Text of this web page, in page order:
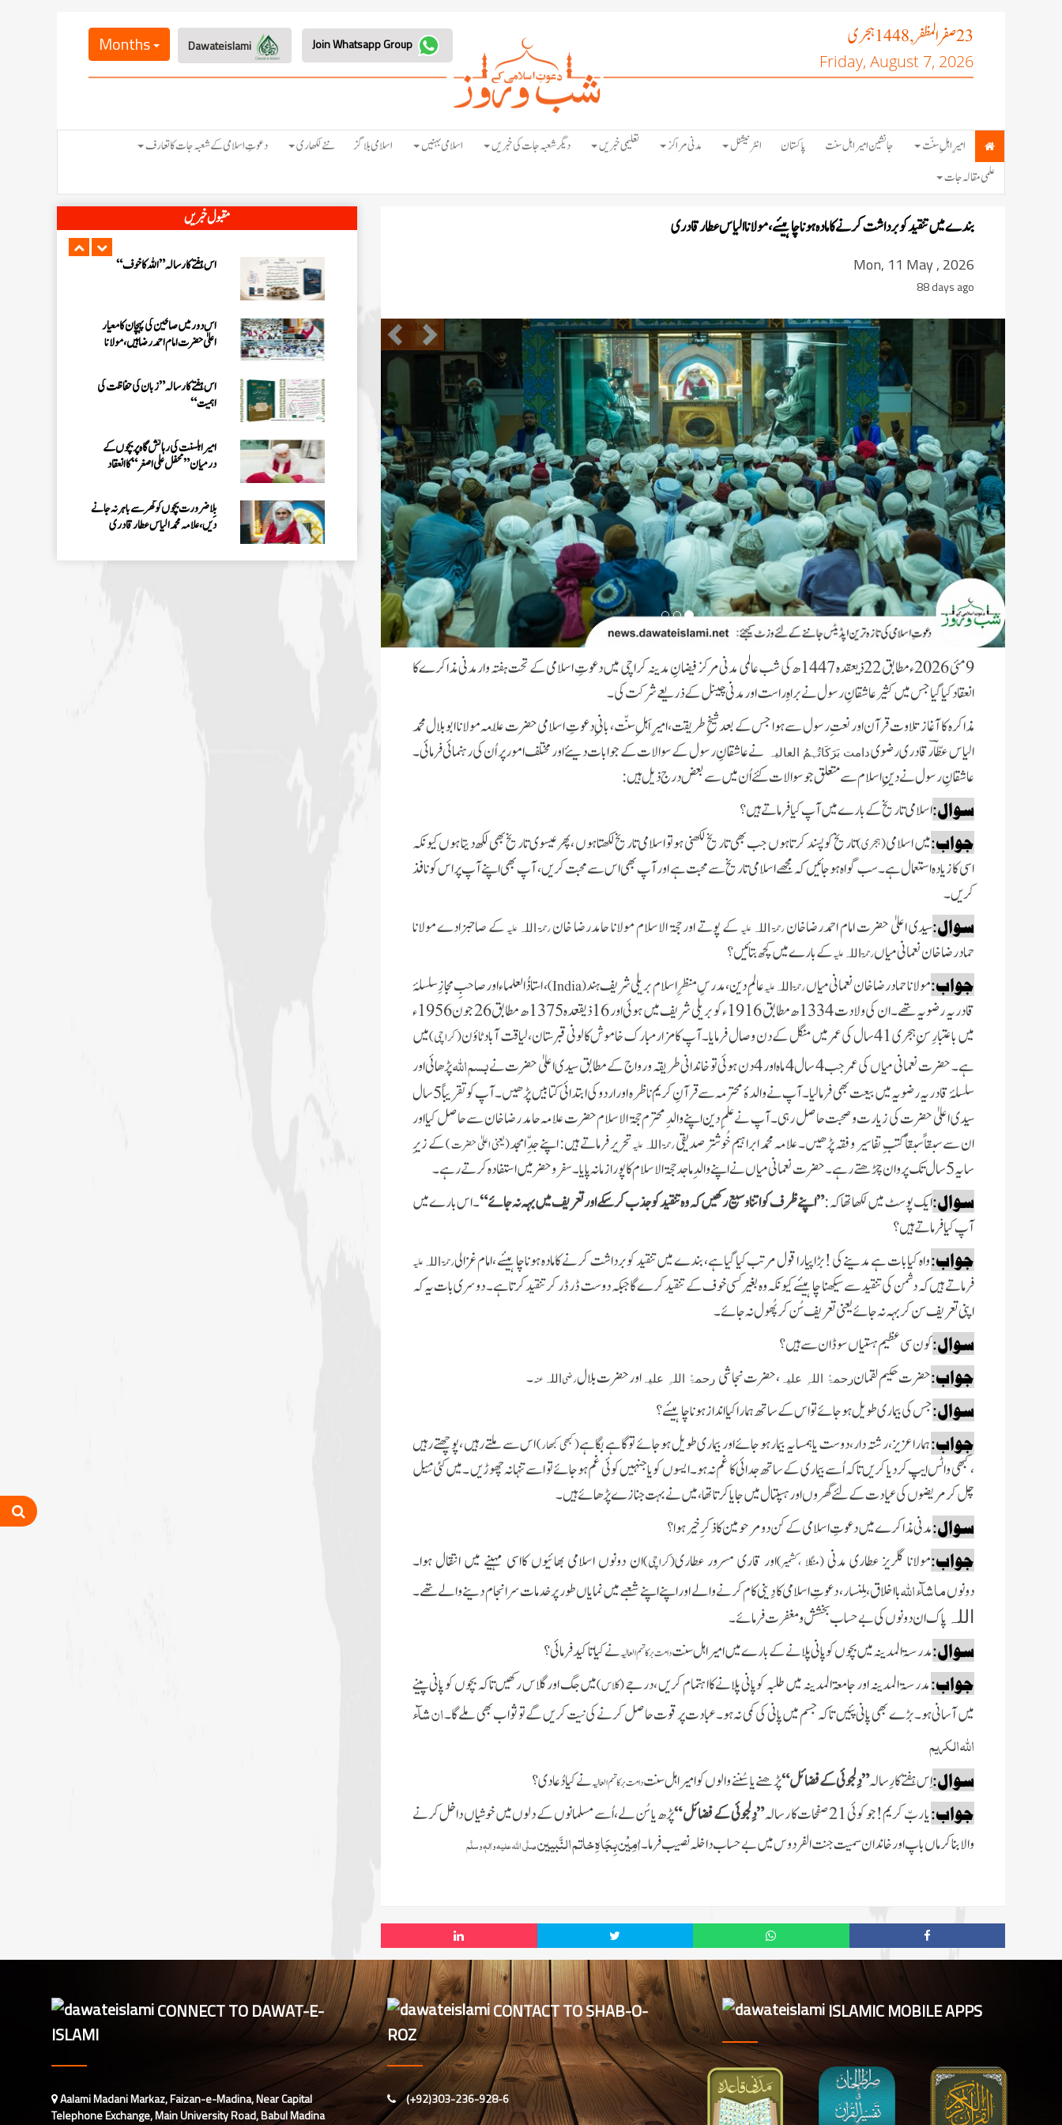
23صفر المظفر, 1448 ہجری
Friday, August 7, 2026
Months
امیرِ اہلِ سنّت جانشین امیر اہل سنت پاکستان انٹرنیشنل مدنی مراکز تعلیمی خبریں دیگر شعبہ جات کی خبریں اسلامی بہنیں اسلامی بلاگز نئے لکھاری
دعوتِ اسلامی کے شعبہ جات کا تعارف
علمی مقالہ جات
بندے میں تنقید کو برداشت کرنے کا مادہ ہونا چاہیئے، مولانا الیاس عطار قادری
Mon, 11 May , 2026
88 days ago
Previous Next
9 مئی 2026ء مطابق 22 ذیعقدہ 1447ھ کی شب عالمی مدنی مرکز فیضانِ مدینہ کراچی میں دعوتِ اسلامی کے تحت ہفتہ وار مدنی مذاکرے کا
انعقاد کیا گیا جس میں کثیر عاشقانِ رسول نے براہِ راست اور مدنی چینل کے ذریعے شرکت کی۔
مذاکرہ کا آغاز تلاوت قرآن اور نعتِ رسول سے ہوا جس کے بعد شیخِ طریقت، امیرِ اَہلِ سنّت، بانیِ دعوتِ اسلامی حضرت علّامہ مولانا ابوبلال محمد
الیاس عطّاؔر قادری رضویدامت بَرَکَاتُہمُ العالیہ نے عاشقانِ رسول کے سوالات کے جوابات دیئے اور مختلف امور پر اُن کی رہنمائی فرمائی۔
عاشقانِ رسول نے دینِ اسلام سے متعلقجوسوالات کئے اُن میں سے بعض درج ذیل ہیں :
سوال:اسلامی تاریخ کے بارے میں آپ کیا فرماتے ہیں؟
جواب:میں اسلامی(ہجری)تاریخ کوپسند کرتا ہوںجب بھی تاریخ لکھنی ہو تو اسلامی تاریخلکھتا ہوں،پھر عیسوی تاریخ بھیلکھ دیتا ہوں کیونکہ
اسی کا زیادہ استعمال ہے۔ سب گواہ ہو جائیں کہ مجھے اسلامی تاریخ سےمحبت ہے اور آپ بھی اس سے محبت کریں ، آپ بھیاپنے آپ پر اس کو نافذ
کریں ۔
سوال:سیدی اعلیٰ حضرت امام احمدرضاخانرحمۃ اللہ علیہکے پوتے اور حجۃ الاسلام مولانا حامدرضا خانرحمۃ اللہ علیہکے صاحبزادے مولانا
حمادرضا خان نعمانیمیاںرحمۃ اللہعلیہکے بارےمیںکچھ بتائیں؟
جواب:مولانا حمادرضا خان نعمانی میاںرحمۃ اللہ علیہعالمِ دین، مدرسِ منظرِ اسلام بریلی شریف ہند(
India
)، استاذُالعلماء اورصاحبِ مجازِ سلسلۂ
قادریہ رضویہ تھے۔ ان کی ولادت
1334ھ مطابق 1916ء کو بریلی شریف میں ہوئی اور 16ذیقعدہ 1375ھ مطابق 26 جون 1956ء
میں باعتبارِسنِ ہجری 41 سال کی عمر میں منگل کے دن وصال فرمایا۔ آپ کامزار مبارک خاموش کالونیقبرستان، لیاقت آباد ٹاؤن( کراچی)میں
ہے۔ حضرت نعمانی میاںکی عمر جب 4 سال 4 ماہ اور 4 دن ہوئی تو خاندانی طریقہ و رواج کے مطابق سیدی اعلیٰ حضرت نے بسم اللہپڑھائی اور
سلسلۂ قادریہ رضویہ میں بیعت بھی فرما لیا۔ آپ نے والدۂ محترمہ سے قرآنِ کریم ناظرہ اور اردو کی ابتدائی کتابیں پڑھیں۔آپ کو تقریباً 5 سال
سیدی اعلیٰ حضرت کی زیارت و صحبت حاصل رہی۔ آپ نے علمِ دیناپنےوالدِ محترم حجۃ الاسلام حضرت علامہ حامد رضا خان سے حاصل کیا اور
ان سے سبقاًسبقاًکتبِ تفاسیر و فقہ پڑھیں۔ علامہ محمد ابراہیم خُوشتر صدیقیرحمۃ اللہ علیہتحریر فرماتے ہیں: اپنے جدِّ امجد(یعنی اعلیٰ حضرت )کے زیرِ
سایہ 5 سال تک پروان چڑھتے رہے۔ حضرت نعمانی میاں نے اپنے والدِ ماجد حجۃ الاسلام کا پورا زمانہ پایا۔ سفر و حضر میں استفادہ کرتے ر ہے۔
سوال:ایک پوسٹ میں لکھا تھا کہ:” اپنے ظرف کو اتنا وسیع رکھیں کہ وہ تنقید کو جذب کر سکےاور تعریف میں بہہ نہ جائے“۔ اس بارے میں
آپکیا فرماتے ہیں ؟
جواب:واہ کیا بات ہے مدینے کی !بڑا پیارا قول مرتب کیا گیا ہے، بندے میں تنقید کو برداشت کرنے کا مادہ ہونا چاہیئے ،امام غزالیرحمۃ اللہ علیہ
فرماتے ہیں کہ دشمن کی تنقید سے سیکھنا چاہیئے کیونکہ وہ بغیر کسی خوف کے تنقید کرے گا جبکہ دوست ڈر ڈر کر تنقید کرتا ہے۔دوسری بات یہ کہ
اپنی تعریف سن کر بہہ نہ جائے یعنی تعریف سُن کر پُھول نہ جائے ۔
سوال:کون سی عظیم ہستیاںسوڈان سے ہیں؟
جواب:حضرت حکیم لقمانرحمۃُ اللہِ علیہ،حضرت نجاشی رحمۃُ اللہِ علیہاور حضرت بلالرضی اللہ عنہ۔
سوال:جس کی بیماری طویل ہوجائے تو اس کے ساتھ ہمارا کیا اندازہونا چاہیئے ؟
جواب:ہمارا عزیز، رشتہ دار، دوست یا ہمسایہبیمار ہو جائے اور بیماری طویل ہو جائے تو گاہے بگاہے(کبھی کبھار)اس سے ملتے رہیں ،پوچھتے رہیں
،کبھی واٹس ایپ کر دیاکریں تاکہ اُسےبیماری کے ساتھ جدائی کا غم نہ ہو۔ایسوں کو یا جنہیں کوئی غم ہوجائےتو اسے تنہا نہ چھوڑیں۔ میں کئی مِیل
چل کر مریضوں کی عیادت کے لئے گھروں اور ہسپتال میں جایا کرتاتھا ،میں نے بہت جنازے پڑھائے ہیں ۔
سوال:مدنی مذاکرے میں دعوتِ اسلامی کے کن دومرحومین کا ذکرِ خیر ہوا؟
جواب:مولانا گلریز عطاری مدنی(منگلا ،کشمیر)اور قاری مسرور عطاری(کراچی)ان دونوں اسلامی بھائیوںکااسی مہینےمیں انتقالہوا۔
دونوںماشآء اللہبااخلاق،مِلنسار، دعوتِ اسلامی کا دِینی کام کرنے والے اور اپنے اپنے شعبے میں نمایاں طور پر خدمات سرانجام دینے والے تھے ۔
اللہ پاک اندونوں کی بے حساب بخشش و مغفرت فرمائے۔
سوال:مدرسۃ المدینہ میں بچوں کو پانی پلانے کے بارے میں امیر اہل سنتدامت برکاتہم العالیہنے کیا تاکیدفرمائی؟
جواب:مدرسۃ المدینہ اورجامعۃ المدینہ میں طلبہ کوپانی پلانے کااہتمام کریں ،درجے(کلاس )میں جگ اور گلاس رکھیں تاکہ بچوں کو پانی پینے
میں آسانی ہو۔بڑے بھی پانی پئیں تاکہ جسم میں پانی کی کمی نہ ہو۔عبادت پر قوت حاصل کرنے کی نیت کریں گے تو ثواب بھی ملے گا۔انشآء
اللہ الکریم
سوال:اِس ہفتے کارِسالہ” دِلجوئی کے فضائل “پڑھنے یا سُننے والوں کو امیر اہل سنتدامت برکاتہم العالیہنے کیا دُعا دی ؟
جواب:یا ربّ کریم! جو کوئی 21 صفحات کا رسالہ ” دِلجوئی کے فضائل “پڑھ یا سُن لے،اُسے مسلمانوں کے دلوں میں خوشیاں داخل کرنے
والابنا کر ماں باپ اور خاندان سمیت جنت الفردوس میں بے حساب داخلہ نصیب فرما۔اٰمِیْن بِجَاہِخاتم النَّبیینصلَّی اللہ علیہ واٰلہٖ وسلَّم
مقبول خبریں
“
زلزلے کا اصل سبب لوگوں کے گناہ
سید مختار اشرف رضوی صاحب کی اہلیہ
کے انتقال پر امیر اہلسنت کی تعزیت
اس ہفتے کا رسالہ ”اللہ کا خوف“
اس دور میں صالحین کی پہچان کا معیار
اعلیٰ حضر ت امام احمد رضا ہیں، مولانا
اس ہفتے کا رسالہ ” زبان کی حفاظت کی
اہمیت“
امیر اہلسنت کی رہائش گاہ پر بچوں کے
درمیان” محفل علی اصغر “کا انعقاد
بِلا ضرورت بچوں کو گھر سے باہر نہ جانے
دیں، علامہ محمد الیاس عطار قادری
CONNECT TO DAWAT-E-
ISLAMI
Aalami Madani Markaz, Faizan-e-Madina, Near Capital
Telephone Exchange, Main University Road, Babul Madina
CONTACT TO SHAB-O-
ROZ
(+92)303-236-928-6
ISLAMIC MOBILE APPS